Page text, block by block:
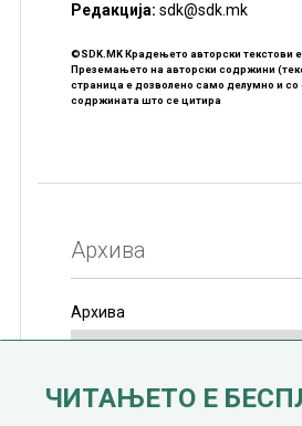
Редакцијa: sdk@sdk.mk
©SDK.MK Крадењето авторски текстови е
Преземањето на авторски содржини
страница е дозволено само делумно и со
содржината што се цитира
Архива
Архива
ЧИТАЊЕТО Е